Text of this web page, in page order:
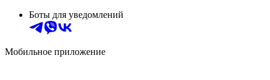
Боты для уведомлений
Мобильное приложение